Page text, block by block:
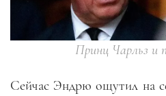
Принц Чарльз и
Сейчас Эндрю ощутил на